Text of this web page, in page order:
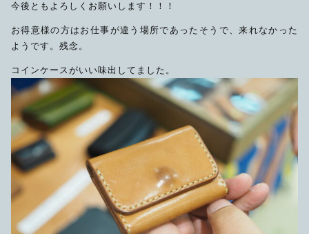
今後ともよろしくお願いします！！！
お得意様の方はお仕事が違う場所であったそうで、来れなかった
ようです。残念。
コインケースがいい味出してました。